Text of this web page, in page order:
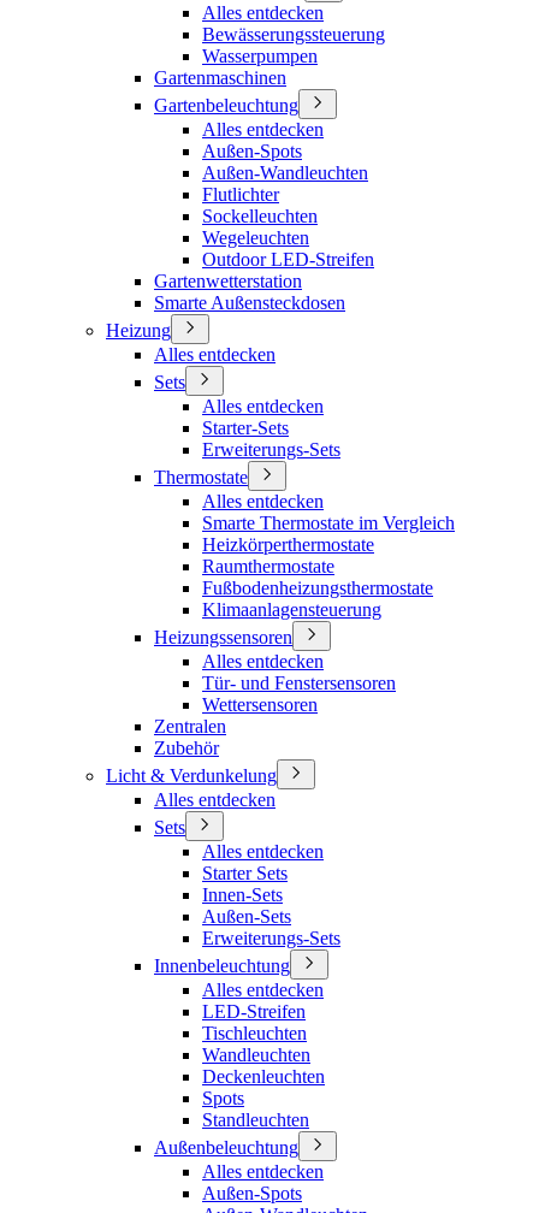
Alles entdecken
Bewässerungssteuerung
Wasserpumpen
Gartenmaschinen
Gartenbeleuchtung
Alles entdecken
Außen-Spots
Außen-Wandleuchten
Flutlichter
Sockelleuchten
Wegeleuchten
Outdoor LED-Streifen
Gartenwetterstation
Smarte Außensteckdosen
Heizung
Alles entdecken
Sets
Alles entdecken
Starter-Sets
Erweiterungs-Sets
Thermostate
Alles entdecken
Smarte Thermostate im Vergleich
Heizkörperthermostate
Raumthermostate
Fußbodenheizungsthermostate
Klimaanlagensteuerung
Heizungssensoren
Alles entdecken
Tür- und Fenstersensoren
Wettersensoren
Zentralen
Zubehör
Licht & Verdunkelung
Alles entdecken
Sets
Alles entdecken
Starter Sets
Innen-Sets
Außen-Sets
Erweiterungs-Sets
Innenbeleuchtung
Alles entdecken
LED-Streifen
Tischleuchten
Wandleuchten
Deckenleuchten
Spots
Standleuchten
Außenbeleuchtung
Alles entdecken
Außen-Spots